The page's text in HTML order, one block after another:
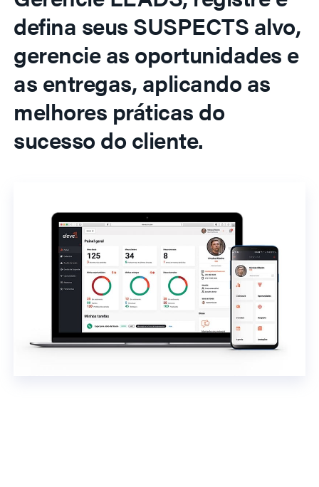
defina seus SUSPECTS alvo,
gerencie as oportunidades e
as entregas, aplicando as
melhores práticas do
sucesso do cliente.